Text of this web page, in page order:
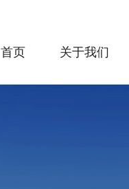
首页 关于我们